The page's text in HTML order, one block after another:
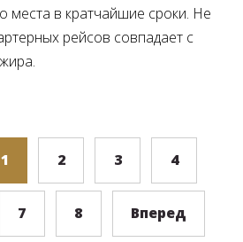
места в кратчайшие сроки. Не
рейсов совпадает с
1 2 3 4
7 8 Вперед